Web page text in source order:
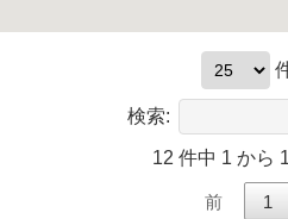
検索:
12 件中 1 から
前 1